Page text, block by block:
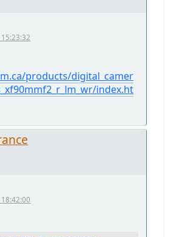
products/digital_camer
index.ht